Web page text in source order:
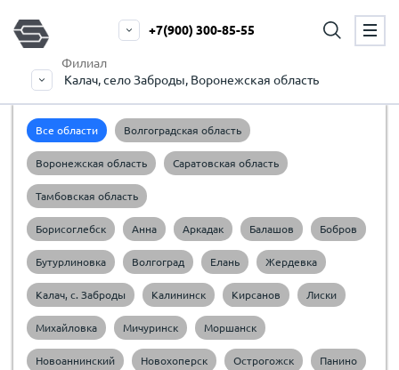
Филиал
Калач, село Заброды, Воронежская область
+7(900) 300-85-55
Все области Волгоградская область
Воронежская область Саратовская область
Тамбовская область
Борисоглебск Анна Аркадак Балашов Бобров
Бутурлиновка Волгоград Елань Жердевка
Калач, c. Заброды Калининск Кирсанов Лиски
Михайловка Мичуринск Моршанск
Новоаннинский Новохоперск Острогожск Панино